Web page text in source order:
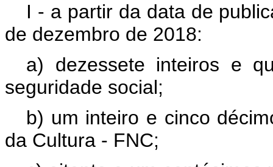
I - a partir da data de
de dezembro de 2018:
a) dezessete inteiros e
seguridade social;
b) um inteiro e cinco
da Cultura - FNC;